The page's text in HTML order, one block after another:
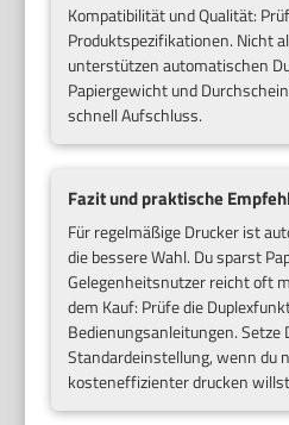
Kompatibilität und Qualität:
Produktspezifikationen. Nicht
unterstützen automatischen
Papiergewicht und
schnell Aufschluss.
Fazit und praktische
Für regelmäßige Drucker ist
die bessere Wahl. Du sparst
Gelegenheitsnutzer reicht oft
dem Kauf: Prüfe die
Bedienungsanleitungen. Setze
Standardeinstellung, wenn du
kosteneffizienter drucken